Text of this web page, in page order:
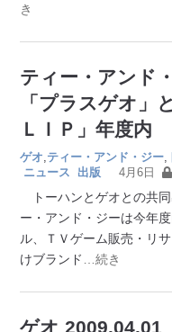
き
ティー・アンド
「プラスゲオ」
ＬＩＰ」年度内
ゲオ ティー・アンド・ジー
ニュース
出版 4月6日
トーハンとゲオとの共同
ー・アンド・ジーは今年
ル、ＴＶゲーム販売・リ
けブランド
…続き
ゲオ 2009.04.01